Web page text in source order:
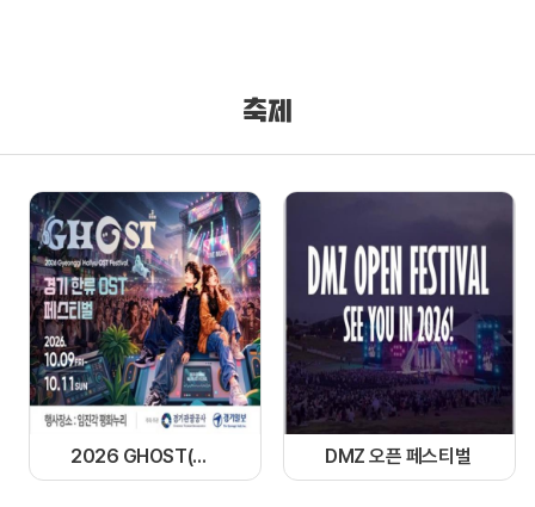
축제
2026 GHOST(경기 한류 OST) 페스티벌 DMZ 오픈 페스티벌